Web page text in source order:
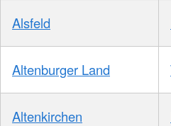
Alsfeld
Altenburger Land
Altenkirchen